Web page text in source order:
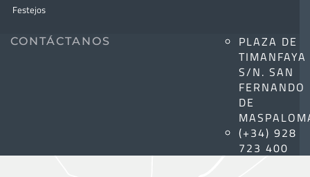
Festejos
CONTÁCTANOS
PLAZA DE
TIMANFAYA
S/N. SAN
FERNANDO
DE
(+34) 928
723 400